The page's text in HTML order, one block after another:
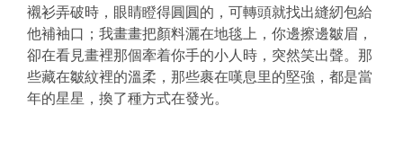
襯衫弄破時，眼睛瞪得圓圓的，可轉頭就找出縫紉包給
他補袖口；我畫畫把顏料灑在地毯上，你邊擦邊皺眉，
卻在看見畫裡那個牽着你手的小人時，突然笑出聲。那
些藏在皺紋裡的溫柔，那些裹在嘆息里的堅強，都是當
年的星星，換了種方式在發光。